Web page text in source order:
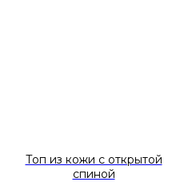
Топ из кожи с открытой
спиной